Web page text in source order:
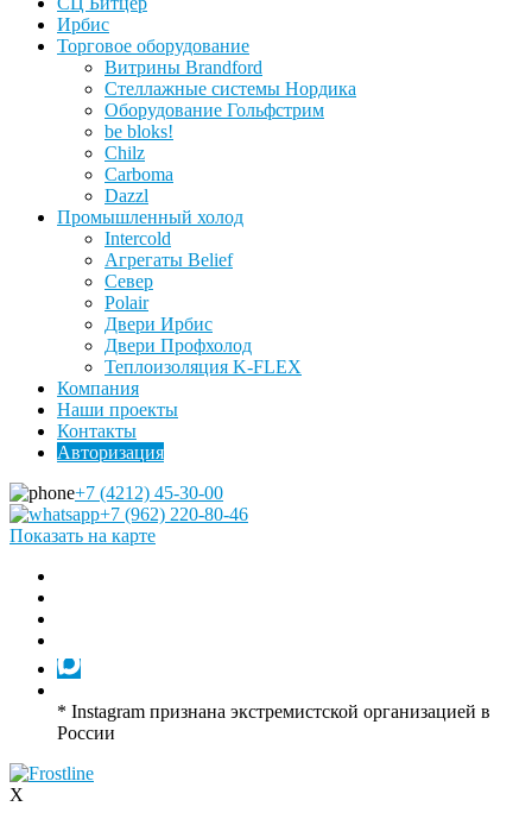
Ирбис
Торговое оборудование
Витрины Brandford
Стеллажные системы Нордика
Оборудование Гольфстрим
be bloks!
Chilz
Carboma
Dazzl
Промышленный холод
Intercold
Агрегаты Belief
Север
Polair
Двери Ирбис
Двери Профхолод
Теплоизоляция K-FLEX
Компания
Наши проекты
Контакты
Авторизация
+7 (4212) 45-30-00
+7 (962) 220-80-46
Показать на карте
* Instagram признана экстремистской организацией в
России
X